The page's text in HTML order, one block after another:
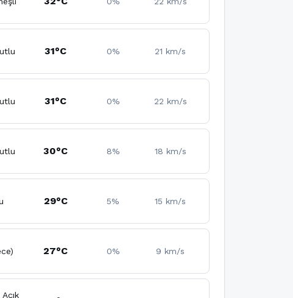
31°C 0% 21 km/s
31°C 0% 22 km/s
30°C 8% 18 km/s
29°C 5% 15 km/s
27°C 0% 9 km/s